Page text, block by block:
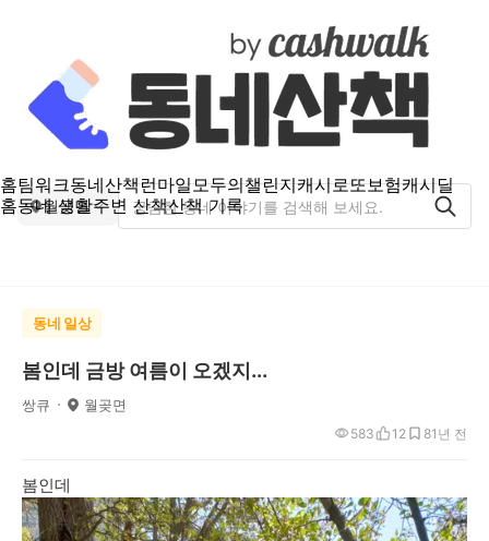
홈팀워크동네산책런마일모두의챌린지캐시로또보험캐시딜
홈동네 생활주변 산책산책 기록
월곶면
동네 일상
봄인데 금방 여름이 오겠지...
쌍큐 월곶면
1년 전
583 12 8
봄인데